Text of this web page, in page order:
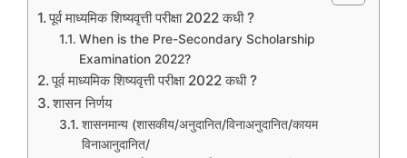
पूर्व माध्यमिक शिष्यवृत्ती परीक्षा 2022 कधी ?
When is the Pre-Secondary Scholarship
Examination 2022?
पूर्व माध्यमिक शिष्यवृत्ती परीक्षा 2022 कधी ?
शासन निर्णय
शासनमान्य (शासकीय/अनुदानित/विनाअनुदानित/कायम
विनाआनुदानित/